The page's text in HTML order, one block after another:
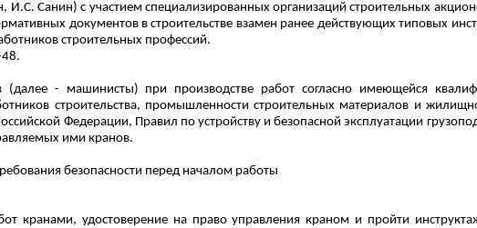
Санин) с участием специализированных организаций строительных
документов в строительстве взамен ранее действующих типовых
строительных профессий.
48.
- машинисты) при производстве работ согласно имеющейся
строительства, промышленности строительных материалов и
Федерации, Правил по устройству и безопасной эксплуатации
ими кранов.
безопасности перед началом работы
кранами, удостоверение на право управления краном и пройти